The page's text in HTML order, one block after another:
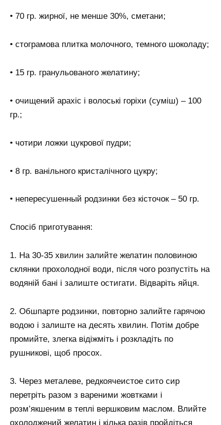
• 70 гр. жирної, не менше 30%, сметани;
• стограмова плитка молочного, темного шоколаду;
• 15 гр. гранульованого желатину;
• очищений арахіс і волоські горіхи (суміш) – 100
гр.;
• чотири ложки цукрової пудри;
• 8 гр. ванільного кристалічного цукру;
• непересушенный родзинки без кісточок – 50 гр.
Спосіб приготування:
1. На 30-35 хвилин залийте желатин половиною
склянки прохолодної води, після чого розпустіть на
водяній бані і залиште остигати. Відваріть яйця.
2. Обшпарте родзинки, повторно залийте гарячою
водою і залиште на десять хвилин. Потім добре
промийте, злегка відіжміть і розкладіть по
рушникові, щоб просох.
3. Через металеве, редкоячеистое сито сир
перетріть разом з вареними жовтками і
розм’якшеним в теплі вершковим маслом. Влийте
охолоджений желатин і кілька разів пройдіться